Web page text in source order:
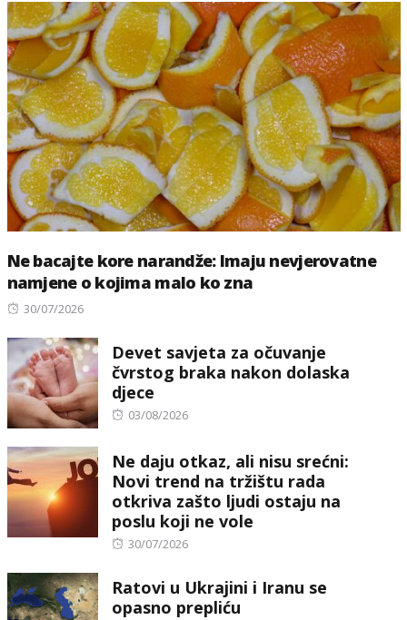
Ne bacajte kore narandže: Imaju nevjerovatne
namjene o kojima malo ko zna
Posted
30/07/2026
Devet savjeta za očuvanje
čvrstog braka nakon dolaska
djece
Posted
03/08/2026
Ne daju otkaz, ali nisu srećni:
Novi trend na tržištu rada
otkriva zašto ljudi ostaju na
poslu koji ne vole
Posted
30/07/2026
Ratovi u Ukrajini i Iranu se
opasno prepliću